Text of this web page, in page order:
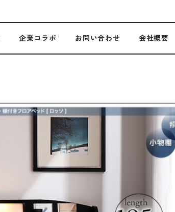
企業コラボ お問い合わせ 会社概要